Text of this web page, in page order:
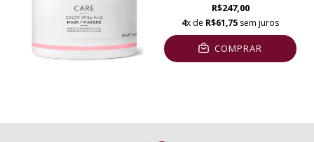
R$247,00
4x de R$61,75 sem juros
COMPRAR